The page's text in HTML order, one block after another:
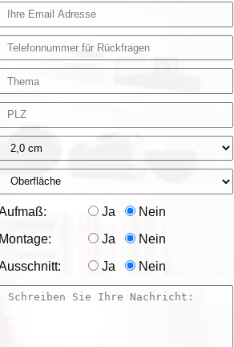
Ja Nein
Montage: Ja Nein
Ja Nein